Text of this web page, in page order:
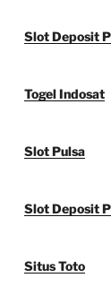
Slot Deposit
Togel Indosat
Slot Pulsa
Slot Deposit
Situs Toto